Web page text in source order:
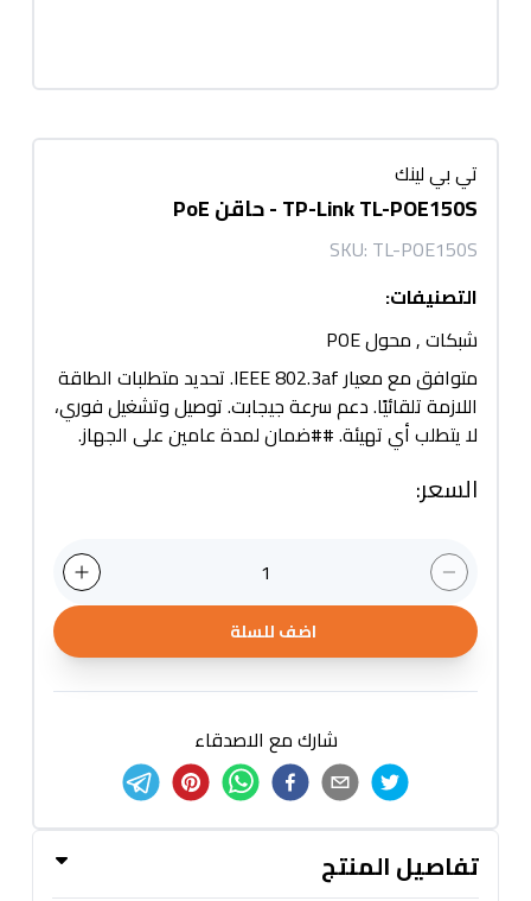
تي بي لينك
TP-Link TL-POE150S - حاقن PoE
SKU: TL-POE150S
التصنيفات:
شبكات,محول POE
متوافق مع معيار IEEE 802.3af. تحديد متطلبات الطاقة
اللازمة تلقائيًا. دعم سرعة جيجابت. توصيل وتشغيل فوري،
لا يتطلب أي تهيئة. ##ضمان لمدة عامين على الجهاز.
السعر:
1
اضف للسلة
شارك مع الاصدقاء
تفاصيل المنتج